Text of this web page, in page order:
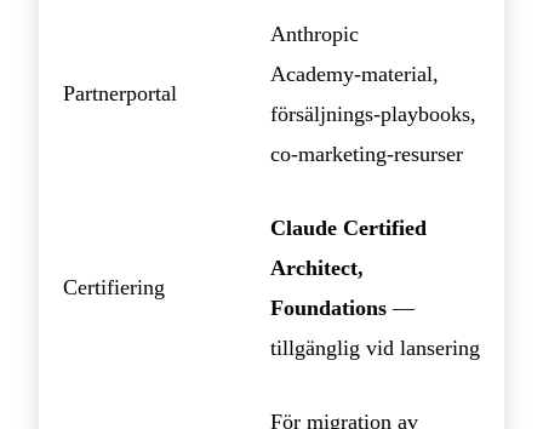
Partnerportal
Anthropic
Academy‑material,
försäljnings‑playbooks,
co‑marketing‑resurser
Certifiering
Claude Certified
Architect,
Foundations —
tillgänglig vid lansering
För migration av